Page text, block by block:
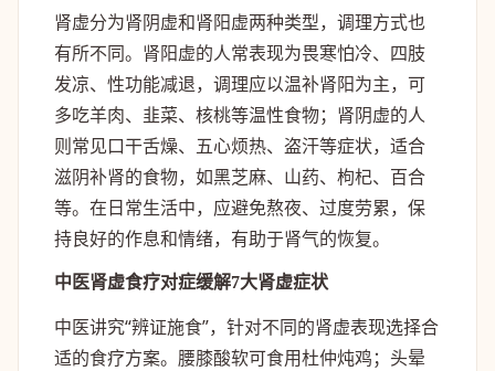
肾虚分为肾阴虚和肾阳虚两种类型，调理方式也
有所不同。肾阳虚的人常表现为畏寒怕冷、四肢
发凉、性功能减退，调理应以温补肾阳为主，可
多吃羊肉、韭菜、核桃等温性食物；肾阴虚的人
则常见口干舌燥、五心烦热、盗汗等症状，适合
滋阴补肾的食物，如黑芝麻、山药、枸杞、百合
等。在日常生活中，应避免熬夜、过度劳累，保
持良好的作息和情绪，有助于肾气的恢复。
中医肾虚食疗对症缓解7大肾虚症状
中医讲究“辨证施食”，针对不同的肾虚表现选择合
适的食疗方案。腰膝酸软可食用杜仲炖鸡；头晕